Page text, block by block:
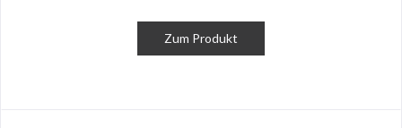
Zum Produkt